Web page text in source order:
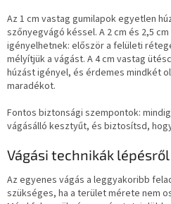
Az 1 cm vastag gumilapok egyetlen
szőnyegvágó késsel. A 2 cm és 2,5
igényelhetnek: először a felületi
mélyítjük a vágást. A 4 cm vastag
húzást igényel, és érdemes mindkét
maradékot.
Fontos biztonsági szempontok:
vágásálló kesztyűt, és biztosítsd,
Vágási technikák
Az egyenes vágás a leggyakoribb
szükséges, ha a terület mérete nem